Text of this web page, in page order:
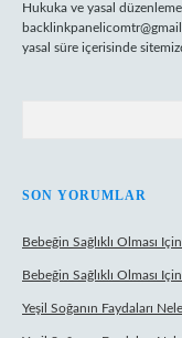
Hukuka ve yasal
yasal süre içerisinde
SON YORUMLAR
Bebeğin Sağlıklı Olması
Bebeğin Sağlıklı Olması
Yeşil Soğanın Faydaları